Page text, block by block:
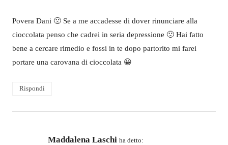
Povera Dani 🙁 Se a me accadesse di dover rinunciare alla
cioccolata penso che cadrei in seria depressione 🙁 Hai fatto
bene a cercare rimedio e fossi in te dopo partorito mi farei
portare una carovana di cioccolata 😀
Rispondi
Maddalena Laschi ha detto: